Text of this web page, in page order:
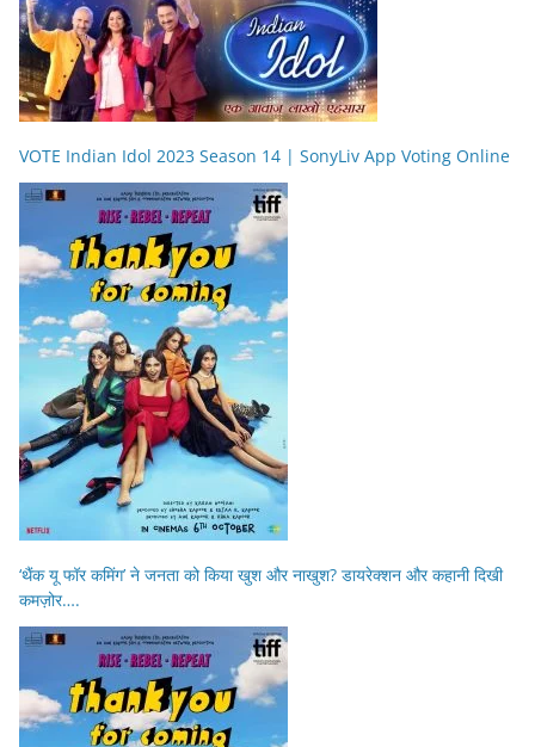
VOTE Indian Idol 2023 Season 14 | SonyLiv App Voting Online
‘थैंक यू फॉर कमिंग’ ने जनता को किया खुश और नाखुश? डायरेक्शन और कहानी दिखी
कमज़ोर….